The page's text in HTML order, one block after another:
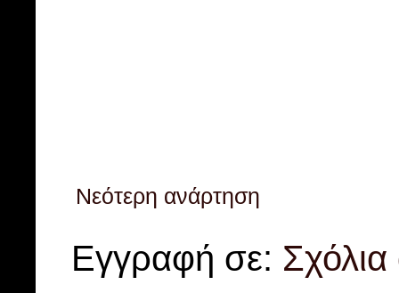
Νεότερη ανάρτηση
Εγγραφή σε: